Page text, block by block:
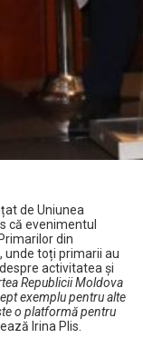
de Uniunea
că evenimentul
din
unde toți primarii au
activitatea și
Republicii Moldova
exemplu pentru alte
o platformă pentru
Irina Plis.